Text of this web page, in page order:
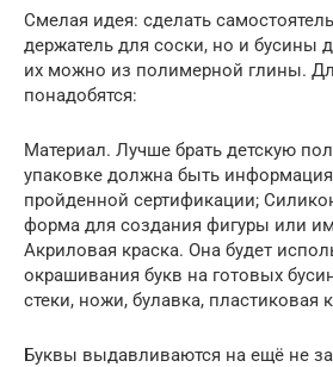
Смелая идея: сделать
держатель для соски, но и бусины
их можно из полимерной глины.
понадобятся:
Материал. Лучше брать детскую
упаковке должна быть
пройденной сертификации;
форма для создания фигуры или
Акриловая краска. Она будет
окрашивания букв на готовых
стеки, ножи, булавка, пластиковая
Буквы выдавливаются на ещё не